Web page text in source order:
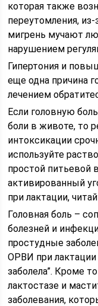
которая также
переутомления,
мигрень мучают
нарушением
Гипертония и
еще одна причина
лечением
Если головную
боли в животе, то
интоксикации
используйте
простой питьевой
активированный
при лактации,
Головная боль –
болезней и
простудные
ОРВИ при лактации
заболела”. Кроме
лактостазе и
заболевания,